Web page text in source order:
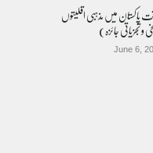
پاکستان میں مذہبی اقلیتوں
تجزیاتی جائزہ)
June 6,